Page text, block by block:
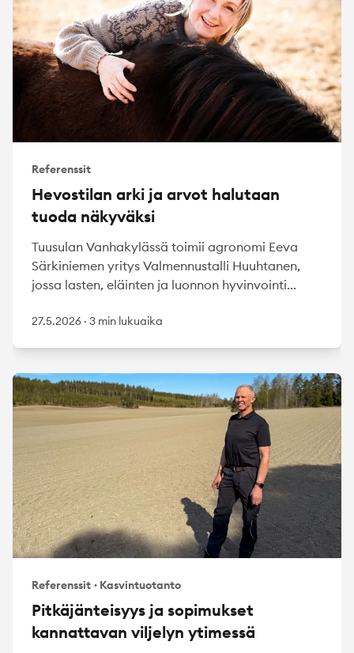
Referenssit
Hevostilan arki ja arvot halutaan
tuoda näkyväksi
Tuusulan Vanhakylässä toimii agronomi Eeva
Särkiniemen yritys Valmennustalli Huuhtanen,
jossa lasten, eläinten ja luonnon hyvinvointi...
27.5.2026 · 3 min lukuaika
Referenssit · Kasvintuotanto
Pitkäjänteisyys ja sopimukset
kannattavan viljelyn ytimessä